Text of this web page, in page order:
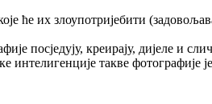
ће их злоупотријебити
посједују, креирају, дијеле и
интелигенције такве фотографије